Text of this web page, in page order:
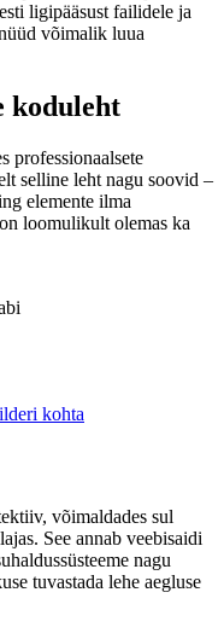
ligipääsust failidele ja
võimalik luua
koduleht
professionaalsete
selline leht nagu soovid –
elemente ilma
loomulikult olemas ka
kohta
võimaldades sul
See annab veebisaidi
nagu
tuvastada lehe aegluse